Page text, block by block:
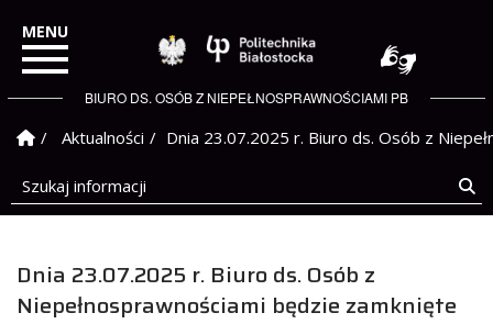
Politechnika
BIURO DS. OSÓB Z NIEPEŁNOSPRAWNOŚCIAMI PB
Strona Główna
Aktualności
Dnia 23.07.2025 r. Biuro ds. Osób z
Szukaj informacji
Dnia 23.07.2025 r. Biuro ds. Osób z
Niepełnosprawnościami będzie zamknięte